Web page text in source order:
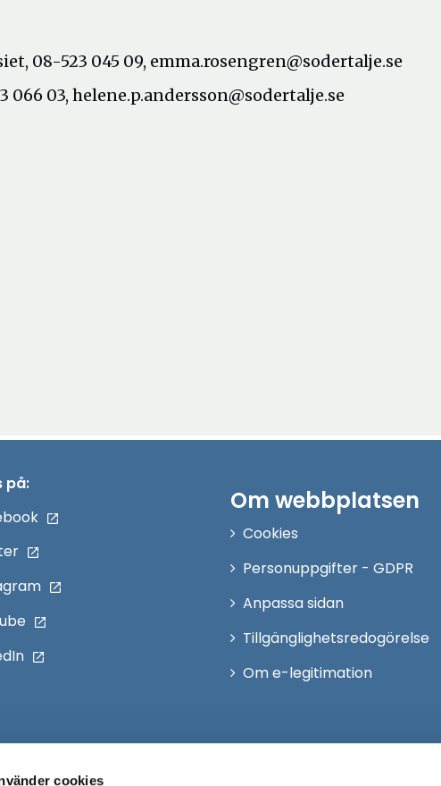
cookies
08-523 045 09, emma.rosengren@sodertalje.se
03, helene.p.andersson@sodertalje.se
på:
Om webbplatsen
Cookies
Personuppgifter - GDPR
Anpassa sidan
Tillgänglighetsredogörelse
Om e-legitimation